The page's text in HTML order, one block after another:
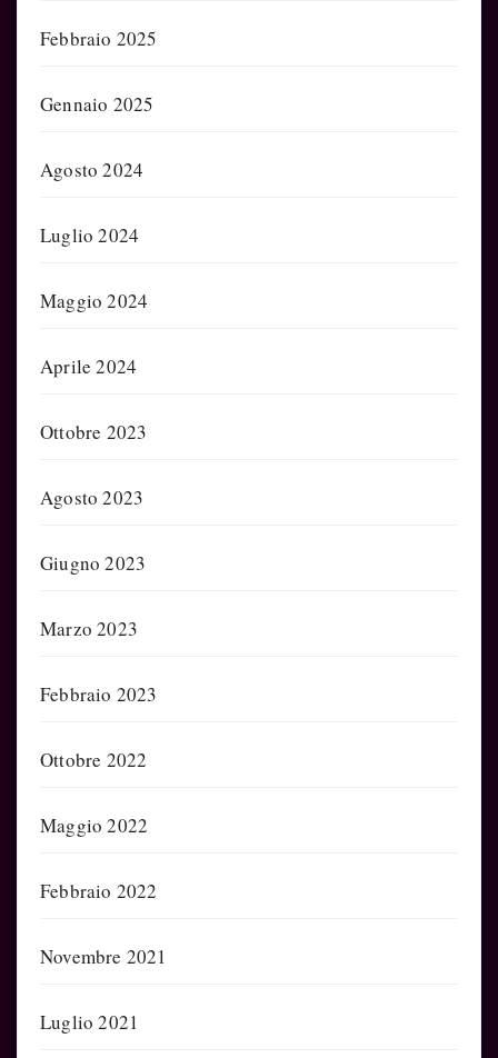
Febbraio 2025
Gennaio 2025
Agosto 2024
Luglio 2024
Maggio 2024
Aprile 2024
Ottobre 2023
Agosto 2023
Giugno 2023
Marzo 2023
Febbraio 2023
Ottobre 2022
Maggio 2022
Febbraio 2022
Novembre 2021
Luglio 2021